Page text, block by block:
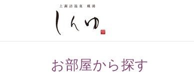
お部屋から探す